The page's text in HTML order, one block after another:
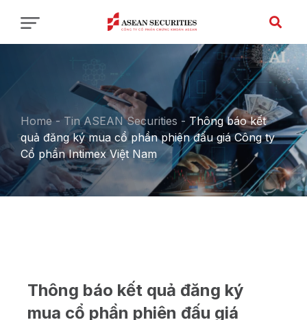
Home - Tin ASEAN Securities - Thông báo kết
quả đăng ký mua cổ phần phiên đấu giá Công ty
Cổ phần Intimex Việt Nam
Thông báo kết quả đăng ký
mua cổ phần phiên đấu giá